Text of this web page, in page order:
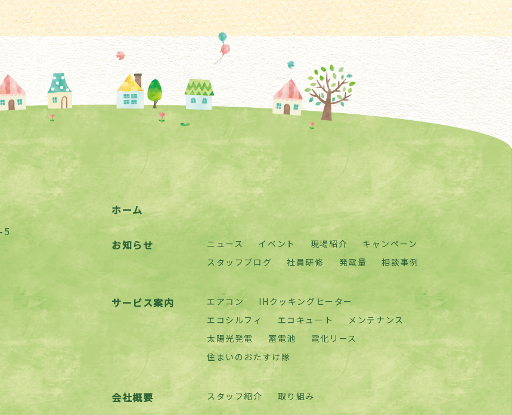
5
ホーム
お知らせ ニュース イベント 現場紹介
キャンペーン
スタッフブログ
社員研修 発電量 相談事例
サービス案内 エアコン
IHクッキングヒーター
エコシルフィ
エコキュート
メンテナンス
太陽光発電
蓄電池
電化リース
住まいのおたすけ隊
会社概要 スタッフ紹介 取り組み